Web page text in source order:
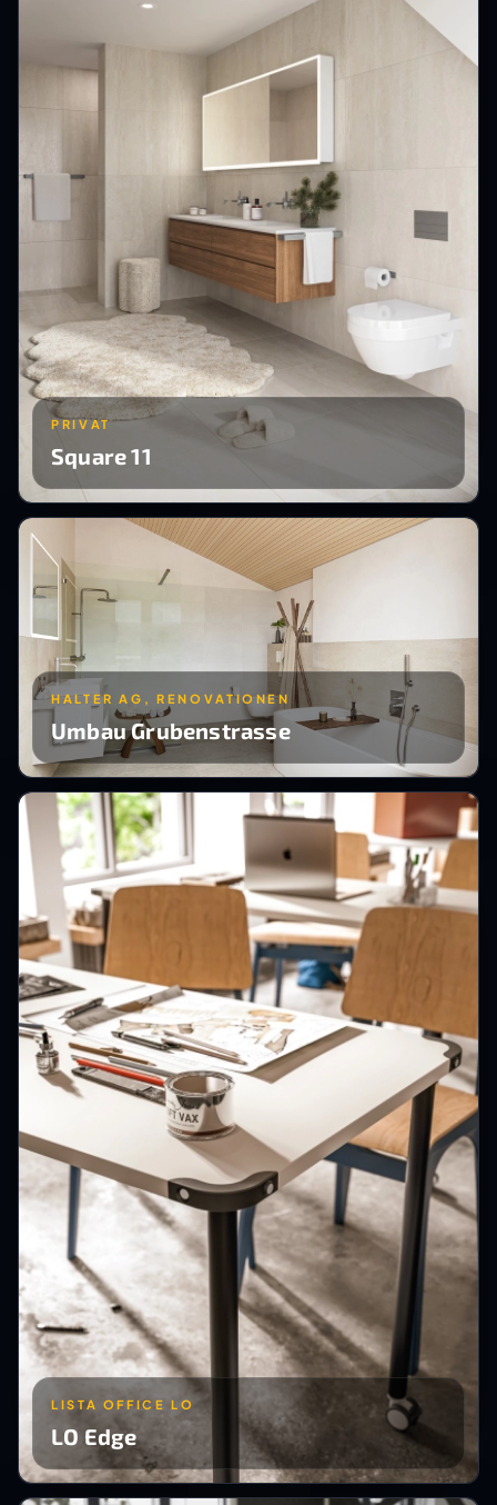
PRIVAT
Square 11
HALTER AG, RENOVATIONEN
Umbau Grubenstrasse
LISTA OFFICE LO
LO Edge